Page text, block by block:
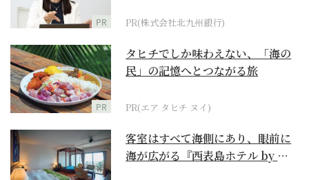
PR PR(株式会社北九州銀行)
PR
タヒチでしか味わえない、「海の
民」の記憶へとつながる旅
PR(エア タヒチ ヌイ)
客室はすべて海側にあり、眼前に
海が広がる『西表島ホテル by 星